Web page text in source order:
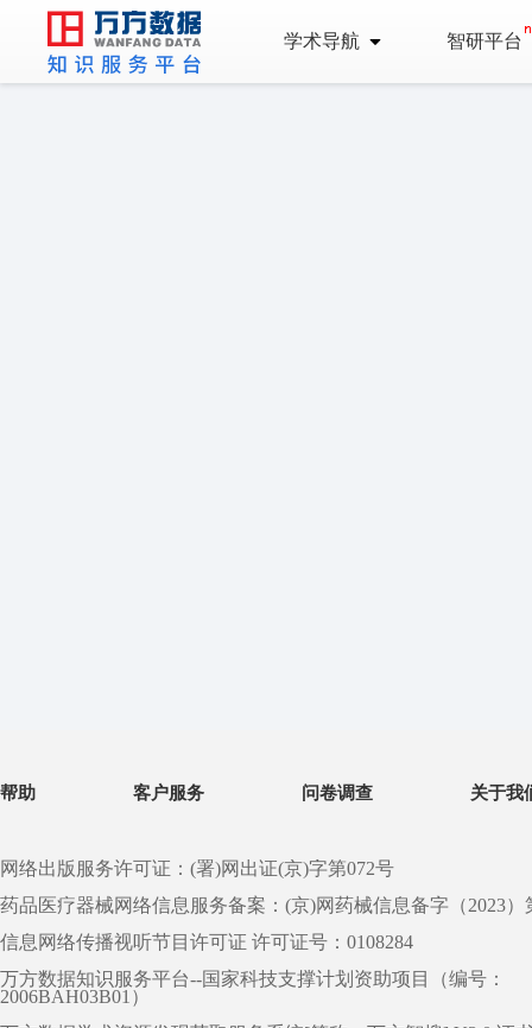
学术导航 智研平台
帮助 客户服务 问卷调查 关于我
网络出版服务许可证：(署)网出证(京)字第072号
药品医疗器械网络信息服务备案：(京)网药械信息备字（2023）
信息网络传播视听节目许可证 许可证号：0108284
万方数据知识服务平台--国家科技支撑计划资助项目（编号：
2006BAH03B01）